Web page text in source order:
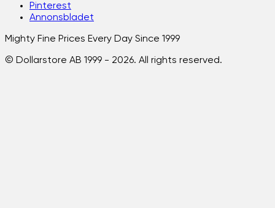
Pinterest
Annonsbladet
Mighty Fine Prices Every Day Since 1999
© Dollarstore AB 1999 - 2026. All rights reserved.